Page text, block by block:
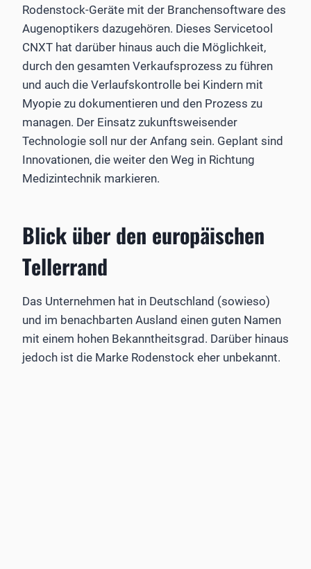
Rodenstock-Geräte mit der Branchensoftware des
Augenoptikers dazugehören. Dieses Servicetool
CNXT hat darüber hinaus auch die Möglichkeit,
durch den gesamten Verkaufsprozess zu führen
und auch die Verlaufskontrolle bei Kindern mit
Myopie zu dokumentieren und den Prozess zu
managen. Der Einsatz zukunftsweisender
Technologie soll nur der Anfang sein. Geplant sind
Innovationen, die weiter den Weg in Richtung
Medizintechnik markieren.
Blick über den europäischen
Tellerrand
Das Unternehmen hat in Deutschland (sowieso)
und im benachbarten Ausland einen guten Namen
mit einem hohen Bekanntheitsgrad. Darüber hinaus
jedoch ist die Marke ­Rodenstock eher unbekannt.